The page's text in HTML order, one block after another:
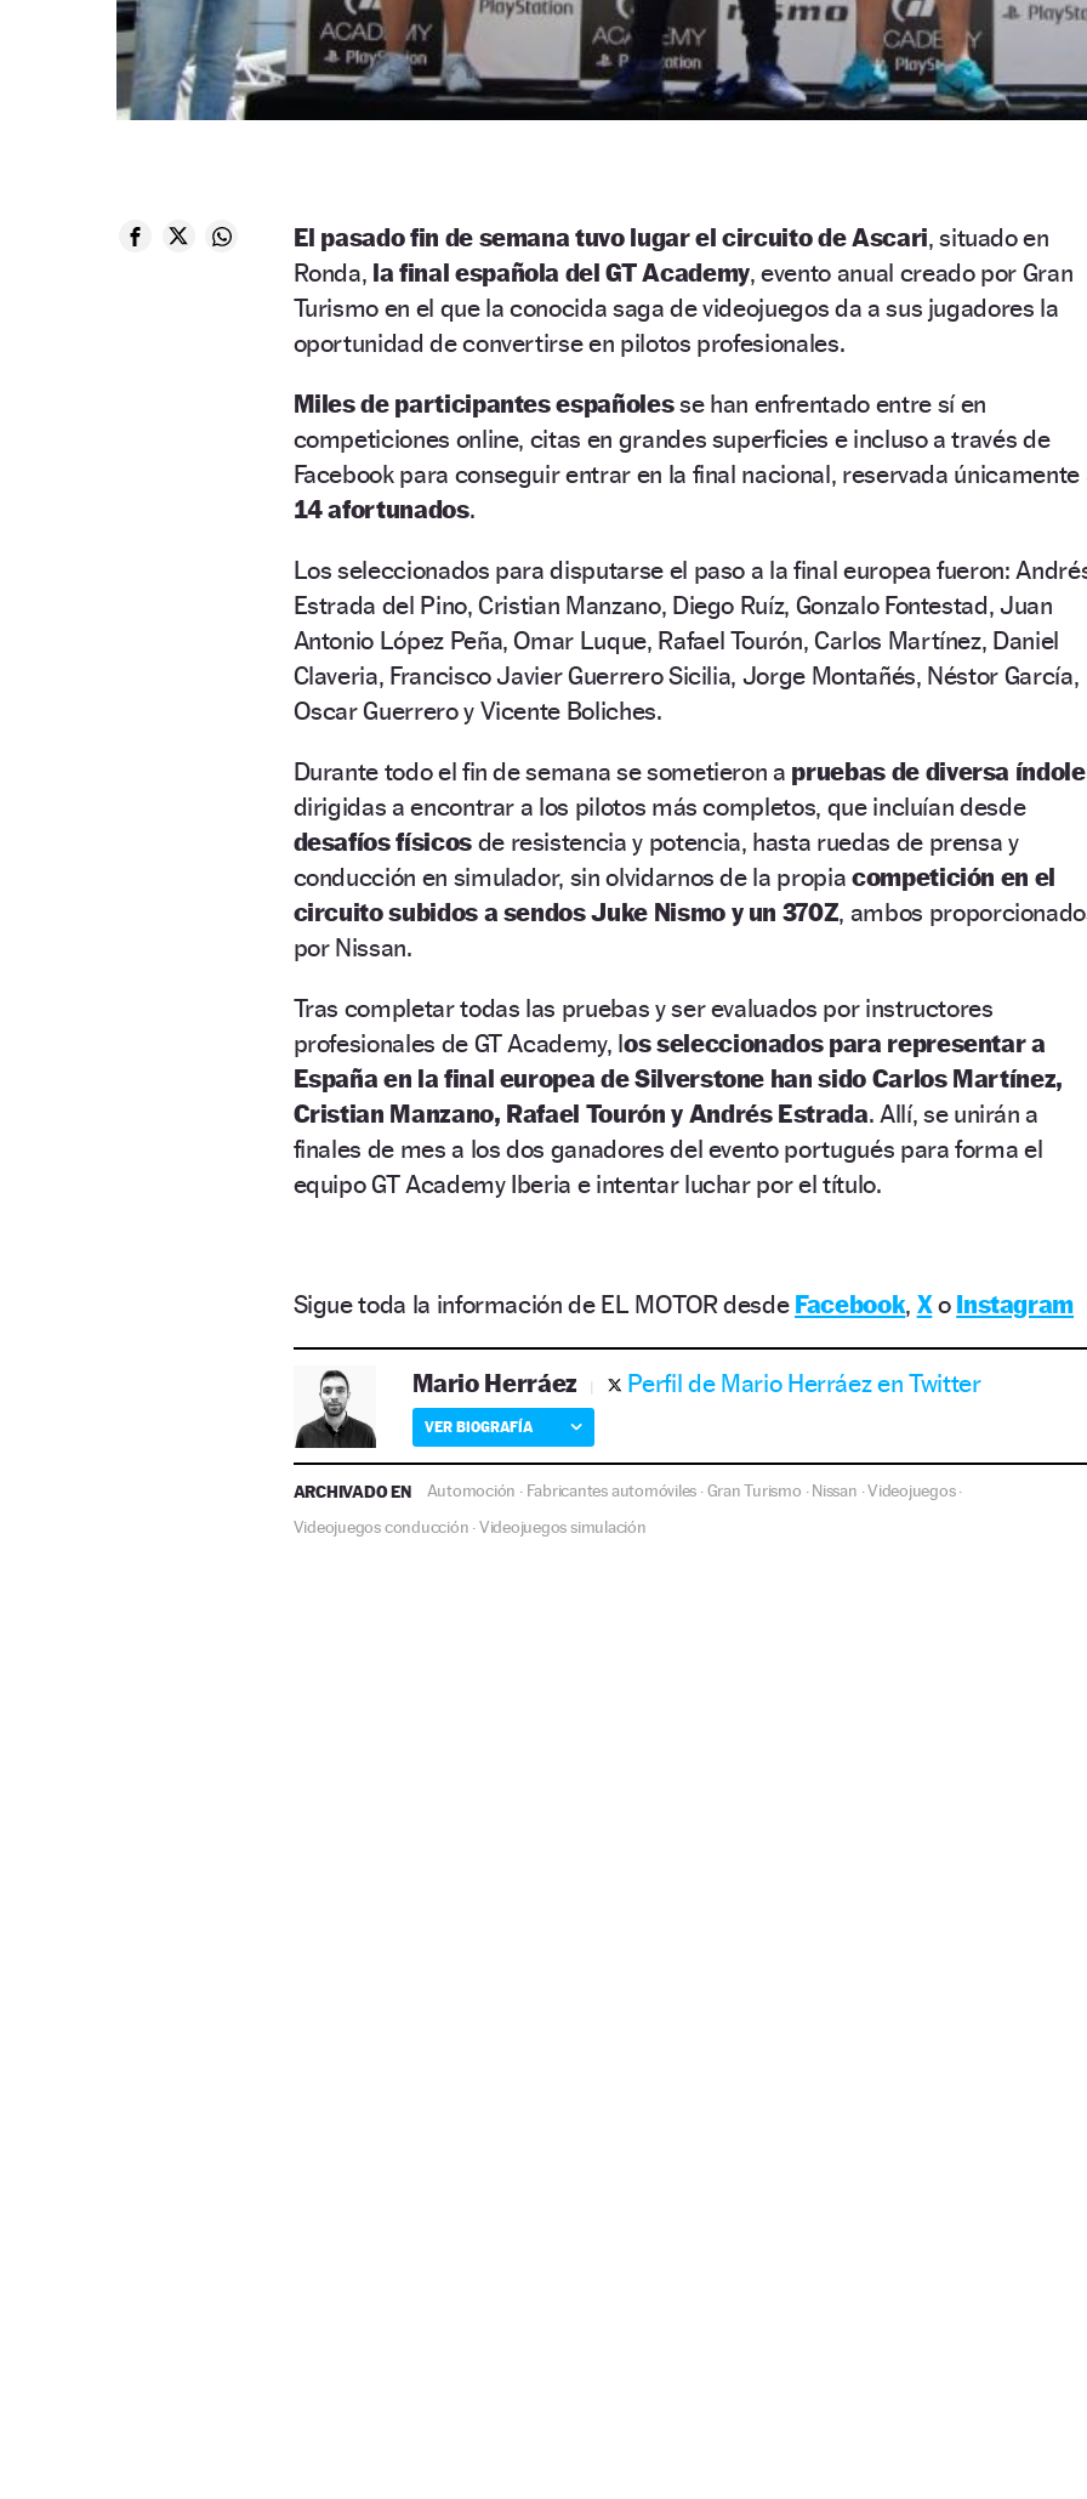
El pasado fin de semana tuvo lugar el circuito de Ascari, situado en
Ronda, la final española del GT Academy, evento anual creado por Gran
Turismo en el que la conocida saga de videojuegos da a sus jugadores la
oportunidad de convertirse en pilotos profesionales.
Miles de participantes españolesse han enfrentado entre sí en
competiciones online, citas en grandes superficies e incluso a través de
Facebook para conseguir entrar en la final nacional, reservada únicamente
14 afortunados.
Los seleccionados para disputarse el paso a la final europea fueron:
Estrada del Pino, Cristian Manzano, Diego Ruíz, Gonzalo Fontestad, Juan
Antonio López Peña, Omar Luque, Rafael Tourón, Carlos Martínez, Daniel
Claveria, Francisco Javier Guerrero Sicilia, Jorge Montañés, Néstor García,
Oscar Guerrero y Vicente Boliches.
Durante todo el fin de semana se sometieron a pruebas de diversa índole
dirigidas a encontrar a los pilotos más completos, que incluían desde
desafíos físicosde resistencia y potencia, hasta ruedas de prensa y
conducción en simulador, sin olvidarnos de la propia competición en el
circuito subidos a sendos Juke Nismo y un 370Z, ambos
por Nissan.
Tras completar todas las pruebas y ser evaluados por instructores
profesionales de GT Academy, los seleccionados para representar a
España en la final europea de Silverstone han sido Carlos Martínez,
Cristian Manzano, Rafael Tourón y Andrés Estrada. Allí, se unirán a
finales de mes a los dos ganadores del evento portugués para forma el
equipo GT Academy Iberia e intentar luchar por el título.
Sigue toda la información de EL MOTOR desde Facebook, Xo Instagram
Mario Herráez Perfil de Mario Herráez en Twitter
VER BIOGRAFÍA
ARCHIVADO EN Automoción · Fabricantes automóviles ·Gran Turismo ·Nissan ·Videojuegos·
Videojuegos conducción ·Videojuegos simulación